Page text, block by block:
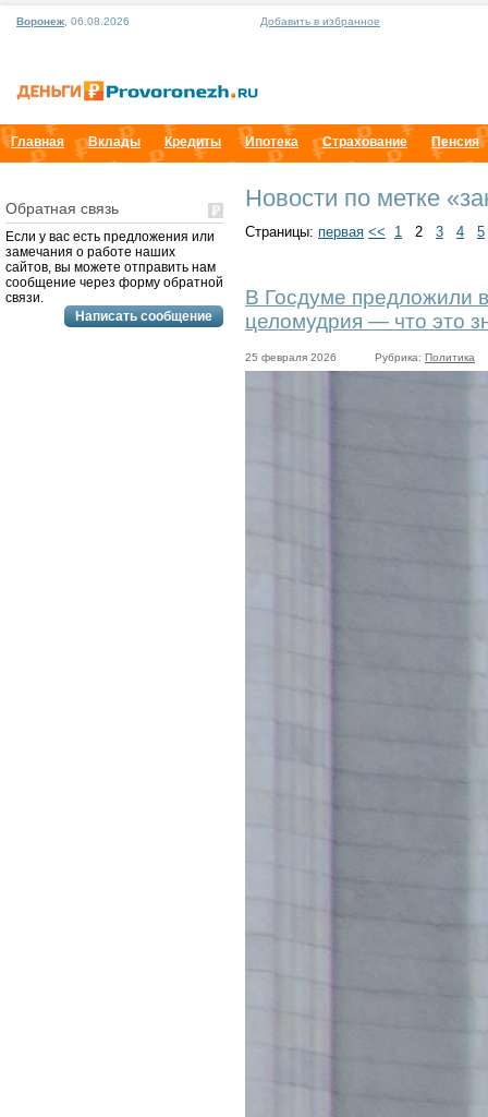
Воронеж , 06.08.2026 Добавить в избранное
Главная Вклады Кредиты Ипотека Страхование Пенсия
Обратная связь
Если у вас есть предложения или
замечания о работе наших
сайтов, вы можете отправить нам
сообщение через форму обратной
связи.
Новости по метке
Страницы: первая << 1 2 3 4 5
В Госдуме предложили
целомудрия — что это
25 февраля 2026 Рубрика: Политика